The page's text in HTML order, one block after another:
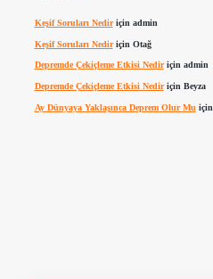
Keşif Soruları Nediriçin admin
Keşif Soruları Nediriçin Otağ
Depremde Çekiçleme Etkisi Nediriçin admin
Depremde Çekiçleme Etkisi Nediriçin Beyza
Ay Dünyaya Yaklaşınca Deprem Olur Mu için